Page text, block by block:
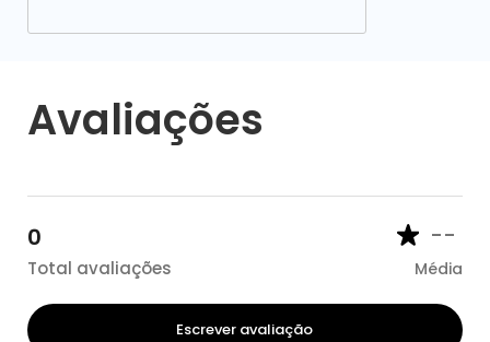
Avaliações
0
Total avaliações
--
Média
Escrever avaliação